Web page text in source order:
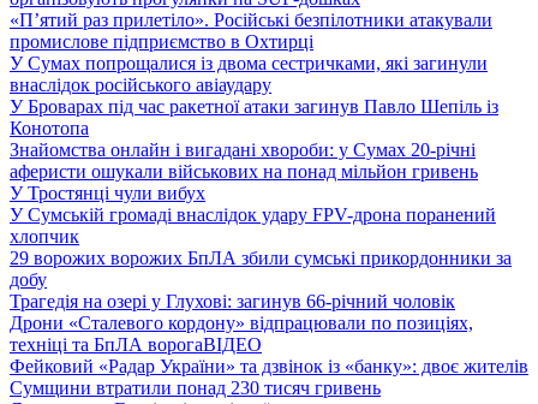
«П’ятий раз прилетіло». Російські безпілотники атакували
промислове підприємство в Охтирці
У Сумах попрощалися із двома сестричками, які загинули
внаслідок російського авіаудару
У Броварах під час ракетної атаки загинув Павло Шепіль із
Конотопа
Знайомства онлайн і вигадані хвороби: у Сумах 20-річні
аферисти ошукали військових на понад мільйон гривень
У Тростянці чули вибух
У Сумській громаді внаслідок удару FPV-дрона поранений
хлопчик
29 ворожих ворожих БпЛА збили сумські прикордонники за
добу
Трагедія на озері у Глухові: загинув 66-річний чоловік
Дрони «Сталевого кордону» відпрацювали по позиціях,
техніці та БпЛА ворогаВІДЕО
Фейковий «Радар України» та дзвінок із «банку»: двоє жителів
Сумщини втратили понад 230 тисяч гривень